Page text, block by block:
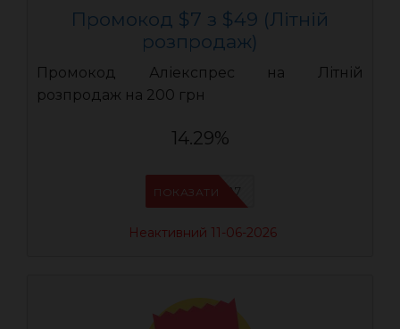
Промокод $7 з $49 (Літній
розпродаж)
Промокод Аліекспрес на Літній
розпродаж на 200 грн
14.29%
AEUA7
ПОКАЗАТИ
Неактивний 11-06-2026